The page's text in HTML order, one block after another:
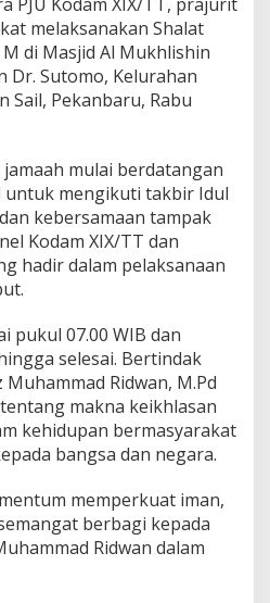
melaksanakan Shalat
di Masjid Al Mukhlishin
Dr. Sutomo, Kelurahan
Sail, Pekanbaru, Rabu
jamaah mulai berdatangan
untuk mengikuti takbir Idul
kebersamaan tampak
Kodam XIX/TT dan
hadir dalam pelaksanaan
pukul 07.00 WIB dan
selesai. Bertindak
Ridwan, M.Pd
makna keikhlasan
kehidupan bermasyarakat
bangsa dan negara.
memperkuat iman,
berbagi kepada
Ridwan dalam